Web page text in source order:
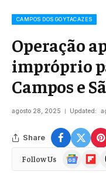
CAMPOS DOS GOYTACAZES
Operação
impróprio
Campos e
agosto 28, 2025 Updated:
Share
Follow Us
Google
News